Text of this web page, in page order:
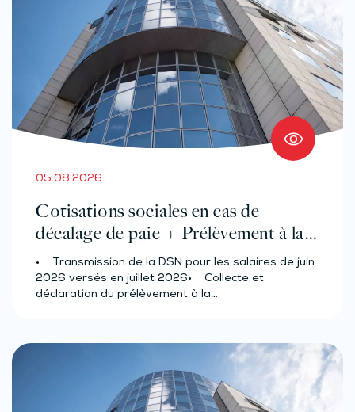
05.08.2026
Cotisations sociales en cas de
décalage de paie + Prélèvement à la
source des salariés et assimilés
(effectif d’au moins 50 salariés)
• Transmission de la DSN pour les salaires de juin
2026 versés en juillet 2026• Collecte et
déclaration du prélèvement à la…